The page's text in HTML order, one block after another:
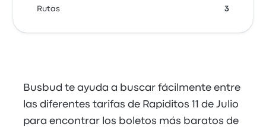
Rutas 3
Busbud te ayuda a buscar fácilmente entre
las diferentes tarifas de Rapiditos 11 de Julio
para encontrar los boletos más baratos de